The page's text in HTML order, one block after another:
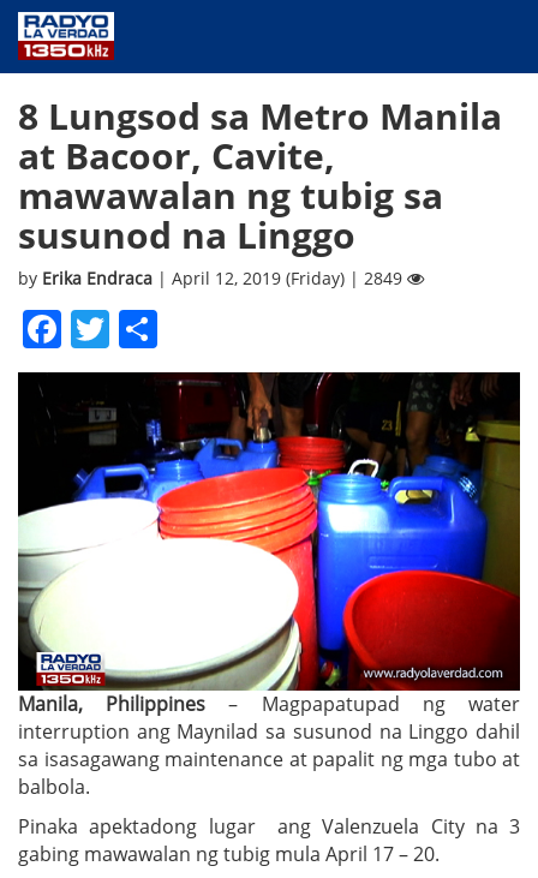
PUBLIC SERVICE
ANNOUNCEMENTS
PROGRAMS
ABOUT
8 Lungsod sa Metro Manila
at Bacoor, Cavite,
mawawalan ng tubig sa
susunod na Linggo
by Erika Endraca | April 12, 2019 (Friday) | 2849
Facebook
Twitter
Manila, Philippines – Magpapatupad ng water
interruption ang Maynilad sa susunod na Linggo dahil
sa isasagawang maintenance at papalit ng mga tubo at
balbola.
Pinaka apektadong lugar ang Valenzuela City na 3
gabing mawawalan ng tubig mula April 17 – 20.